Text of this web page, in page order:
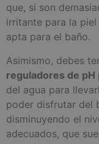
que, si son
irritante para la
apta para el baño.
Asimismo, debes
reguladores de pH
del agua para
poder disfrutar del
disminuyendo el
adecuados, que